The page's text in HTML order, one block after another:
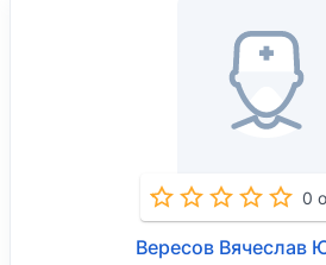
0
Вересов Вячеслав